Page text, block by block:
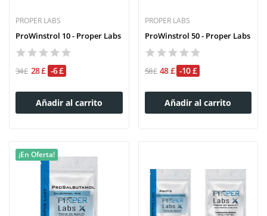
PROPER LABS
ProWinstrol 10 - Proper Labs
34 £ 28 £ -6 £
Añadir al carrito
PROPER LABS
ProWinstrol 50 - Proper Labs
58 £ 48 £ -10 £
Añadir al carrito
¡En Oferta!